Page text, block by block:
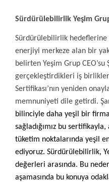
Sürdürülebilirlik Yeşim
Sürdürülebilirlik
enerjiyi merkeze alan bir
belirten Yeşim Grup
gerçekleştirdikleri iş
Sertifikası’nın yeniden
memnuniyeti dile getirdi.
bilinciyle daha yeşil bir
sağladığımız bu
tüketim noktalarında yeşil
ediyoruz. Sürdürülebilirlik,
değerleri arasında. Bu
aşamasında bu konuya